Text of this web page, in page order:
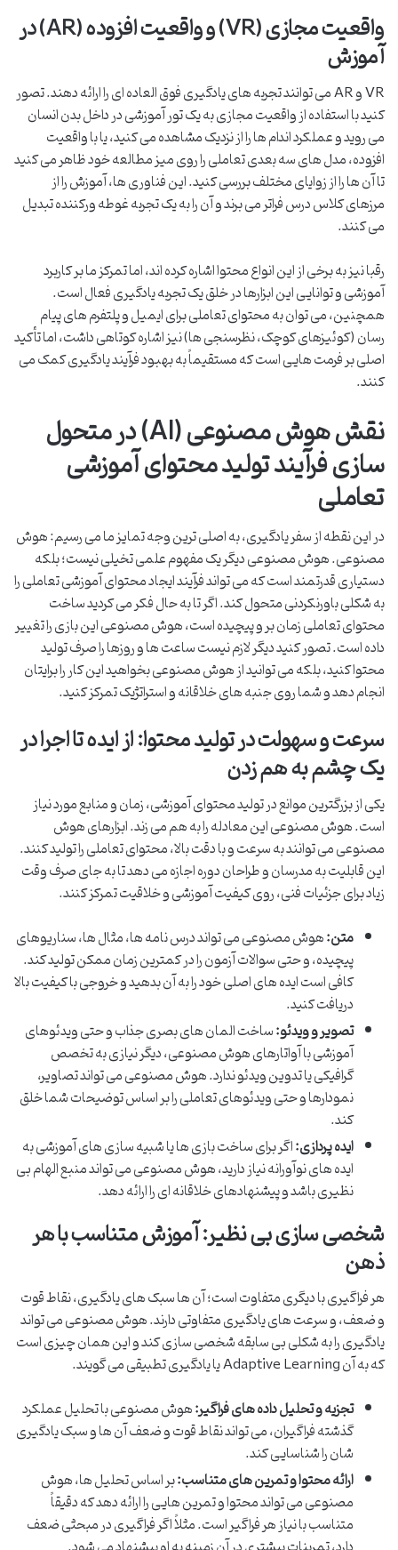
واقعیت مجازی (VR) و واقعیت افزوده (AR) در
آموزش
VR و AR می توانند تجربه های یادگیری فوق العاده ای را ارائه دهند. تصور
کنید با استفاده از واقعیت مجازی به یک تور آموزشی در داخل بدن انسان
می روید و عملکرد اندام ها را از نزدیک مشاهده می کنید، یا با واقعیت
افزوده، مدل های سه بعدی تعاملی را روی میز مطالعه خود ظاهر می کنید
تا آن ها را از زوایای مختلف بررسی کنید. این فناوری ها، آموزش را از
مرزهای کلاس درس فراتر می برند و آن را به یک تجربه غوطه ورکننده تبدیل
می کنند.
رقبا نیز به برخی از این انواع محتوا اشاره کرده اند، اما تمرکز ما بر کاربرد
آموزشی و توانایی این ابزارها در خلق یک تجربه یادگیری فعال است.
همچنین، می توان به محتوای تعاملی برای ایمیل و پلتفرم های پیام
رسان (کوئیزهای کوچک، نظرسنجی ها) نیز اشاره کوتاهی داشت، اما تأکید
اصلی بر فرمت هایی است که مستقیماً به بهبود فرآیند یادگیری کمک می
کنند.
نقش هوش مصنوعی (AI) در متحول
سازی فرآیند تولید محتوای آموزشی
تعاملی
در این نقطه از سفر یادگیری، به اصلی ترین وجه تمایز ما می رسیم: هوش
مصنوعی. هوش مصنوعی دیگر یک مفهوم علمی تخیلی نیست؛ بلکه
دستیاری قدرتمند است که می تواند فرآیند ایجاد محتوای آموزشی تعاملی را
به شکلی باورنکردنی متحول کند. اگر تا به حال فکر می کردید ساخت
محتوای تعاملی زمان بر و پیچیده است، هوش مصنوعی این بازی را تغییر
داده است. تصور کنید دیگر لازم نیست ساعت ها و روزها را صرف تولید
محتوا کنید، بلکه می توانید از هوش مصنوعی بخواهید این کار را برایتان
انجام دهد و شما روی جنبه های خلاقانه و استراتژیک تمرکز کنید.
سرعت و سهولت در تولید محتوا: از ایده تا اجرا در
یک چشم به هم زدن
یکی از بزرگترین موانع در تولید محتوای آموزشی، زمان و منابع مورد نیاز
است. هوش مصنوعی این معادله را به هم می زند. ابزارهای هوش
مصنوعی می توانند به سرعت و با دقت بالا، محتوای تعاملی را تولید کنند.
این قابلیت به مدرسان و طراحان دوره اجازه می دهد تا به جای صرف وقت
زیاد برای جزئیات فنی، روی کیفیت آموزشی و خلاقیت تمرکز کنند.
متن:هوش مصنوعی می تواند درس نامه ها، مثال ها، سناریوهای
پیچیده، و حتی سوالات آزمون را در کمترین زمان ممکن تولید کند.
کافی است ایده های اصلی خود را به آن بدهید و خروجی با کیفیت بالا
دریافت کنید.
تصویر و ویدئو:ساخت المان های بصری جذاب و حتی ویدئوهای
آموزشی با آواتارهای هوش مصنوعی، دیگر نیازی به تخصص
گرافیکی یا تدوین ویدئو ندارد. هوش مصنوعی می تواند تصاویر،
نمودارها و حتی ویدئوهای تعاملی را بر اساس توضیحات شما خلق
کند.
ایده پردازی:اگر برای ساخت بازی ها یا شبیه سازی های آموزشی به
ایده های نوآورانه نیاز دارید، هوش مصنوعی می تواند منبع الهام بی
نظیری باشد و پیشنهادهای خلاقانه ای را ارائه دهد.
شخصی سازی بی نظیر: آموزش متناسب با هر
ذهن
هر فراگیری با دیگری متفاوت است؛ آن ها سبک های یادگیری، نقاط قوت
و ضعف، و سرعت های یادگیری متفاوتی دارند. هوش مصنوعی می تواند
یادگیری را به شکلی بی سابقه شخصی سازی کند و این همان چیزی است
که به آن Adaptive Learning یا یادگیری تطبیقی می گویند.
تجزیه و تحلیل داده های فراگیر:هوش مصنوعی با تحلیل عملکرد
گذشته فراگیران، می تواند نقاط قوت و ضعف آن ها و سبک یادگیری
شان را شناسایی کند.
ارائه محتوا و تمرین های متناسب:بر اساس تحلیل ها، هوش
مصنوعی می تواند محتوا و تمرین هایی را ارائه دهد که دقیقاً
متناسب با نیاز هر فراگیر است. مثلاً اگر فراگیری در مبحثی ضعف